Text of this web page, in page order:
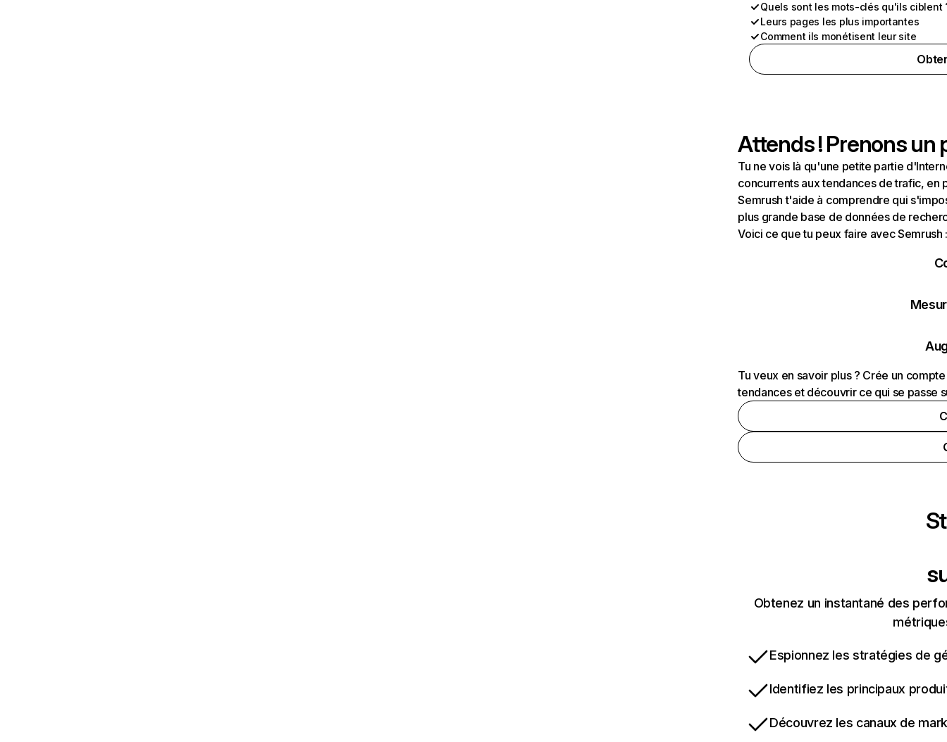
Quels sont les mots-clés qu'ils ciblent
Leurs pages les plus importantes
Comment ils monétisent leur site
Attends ! Prenons un
Tu ne vois là qu'une petite partie
concurrents aux tendances de trafic, en
Semrush t'aide à comprendre qui
plus grande base de données de
Voici ce que tu peux faire avec Semrush
Tu veux en savoir plus ? Crée un
tendances et découvrir ce qui se passe
Obtenez un instantané des
Espionnez les stratégies de
Identifiez les principaux
Découvrez les canaux de